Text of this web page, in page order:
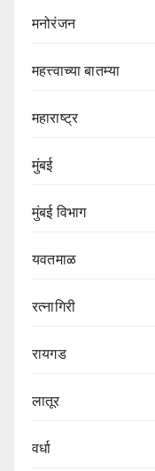
मनोरंजन
महत्त्वाच्या बातम्या
महाराष्ट्र
मुंबई
मुंबई विभाग‌
यवतमाळ
रत्नागिरी
रायगड
लातूर
वर्धा